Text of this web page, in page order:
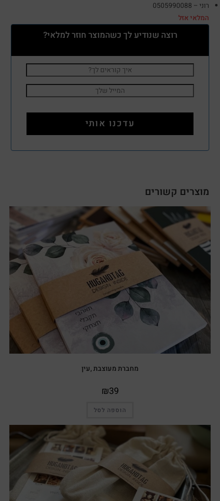
רוני – 0505990088
המלאי אזל
רוצה שנודיע לך כשהמוצר חוזר למלאי?
מוצרים קשורים
מחברת מעוצבת ,עין
₪39
הוספה לסל